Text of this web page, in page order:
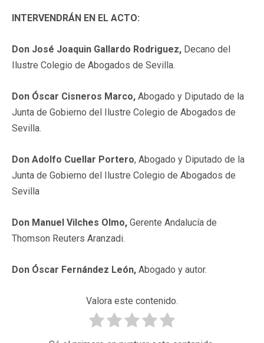
INTERVENDRÁN EN EL ACTO:
Don José Joaquin Gallardo Rodriguez, Decano del
Ilustre Colegio de Abogados de Sevilla.
Don Óscar Cisneros Marco, Abogado y Diputado de la
Junta de Gobierno del Ilustre Colegio de Abogados de
Sevilla.
Don Adolfo Cuellar Portero, Abogado y Diputado de la
Junta de Gobierno del Ilustre Colegio de Abogados de
Sevilla
Don Manuel Vilches Olmo, Gerente Andalucía de
Thomson Reuters Aranzadi.
Don Óscar Fernández León, Abogado y autor.
Valora este contenido.